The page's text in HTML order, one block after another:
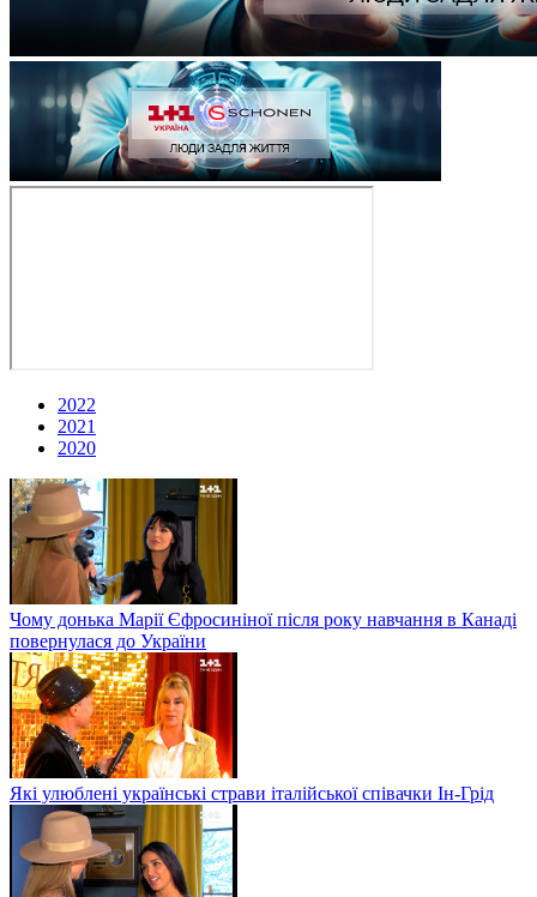
2022
2021
2020
Чому донька Марії Єфросиніної після року навчання в Канаді
повернулася до України
Які улюблені українські страви італійської співачки Ін-Грід